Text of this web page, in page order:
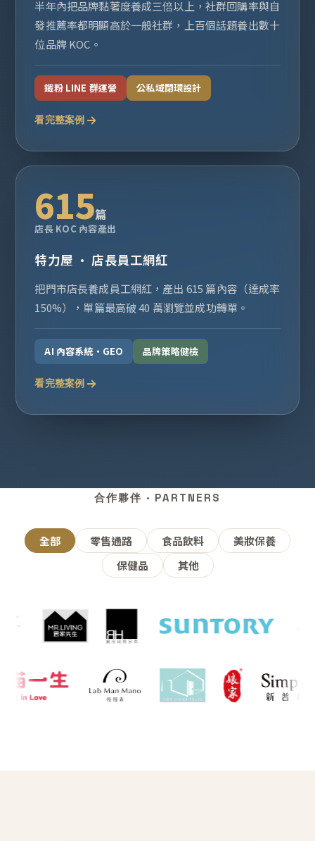
半年內把品牌黏著度養成三倍以上，社群回購率與自
發推薦率都明顯高於一般社群，上百個話題養出數十
位品牌 KOC。
鐵粉 LINE 群運營 公私域閉環設計
看完整案例
615篇
店長 KOC 內容產出
特力屋 · 店長員工網紅
把門市店長養成員工網紅，產出 615 篇內容（達成率
150%），單篇最高破 40 萬瀏覽並成功轉單。
AI 內容系統・GEO 品牌策略健檢
看完整案例
合作夥伴 · PARTNERS
全部 零售通路 食品飲料
美妝保養
保健品
其他